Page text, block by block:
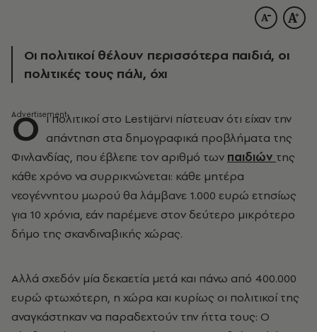
Οι πολιτικοί θέλουν περισσότερα παιδιά, οι
πολιτικές τους πάλι, όχι
Ο ι πολιτικοί στο Lestijärvi πίστευαν ότι είχαν την
απάντηση στα δημογραφικά προβλήματα της
Φινλανδίας, που έβλεπε τον αριθμό των παιδιών της
κάθε χρόνο να συρρικνώνεται: κάθε μητέρα
νεογέννητου μωρού θα λάμβανε 1.000 ευρώ ετησίως
για 10 χρόνια, εάν παρέμενε στον δεύτερο μικρότερο
δήμο της σκανδιναβικής χώρας.
Αλλά σχεδόν μία δεκαετία μετά και πάνω από 400.000
ευρώ φτωχότερη, η χώρα και κυρίως οι πολιτικοί της
αναγκάστηκαν να παραδεχτούν την ήττα τους: Ο